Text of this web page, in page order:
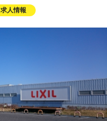
求人情報